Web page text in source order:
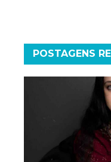
POSTAGENS